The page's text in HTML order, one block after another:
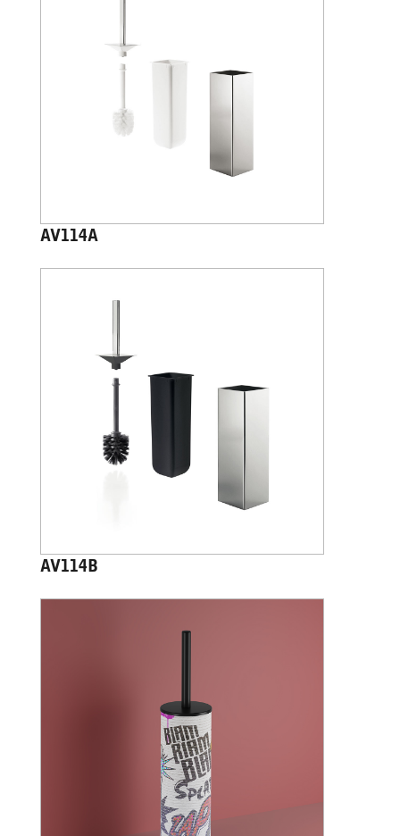
AV114A
AV114B